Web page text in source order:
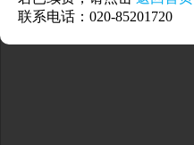
联系电话：020-85201720